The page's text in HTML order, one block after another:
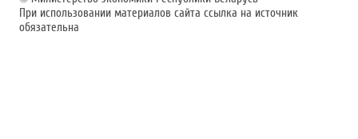
При использовании материалов сайта ссылка на источник
обязательна